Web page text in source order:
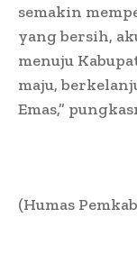
semakin
yang bersih,
menuju
maju,
Emas,”
(Humas